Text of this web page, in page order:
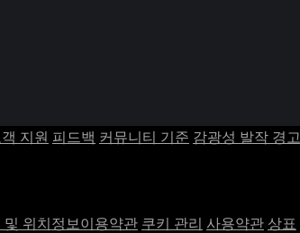
지원 피드백 커뮤니티 기준 감광성 발작 경고
위치정보이용약관 쿠키 관리 사용약관 상표